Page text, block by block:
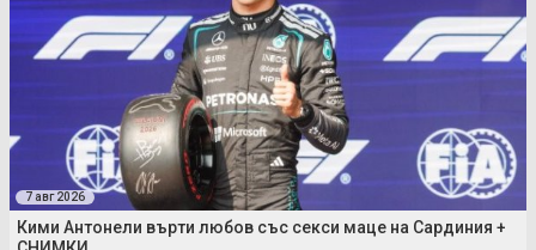
7 авг 2026
Кими Антонели върти любов със секси маце на Сардиния +